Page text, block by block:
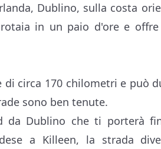
Dublino, sulla costa
in un paio d'ore e offre
circa 170 chilometri e può
sono ben tenute.
da Dublino che ti porterà
a Killeen, la strada